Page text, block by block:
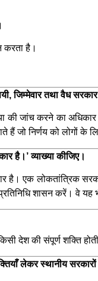
करता है।
जिम्मेवार तथा वैध
की जांच करने का अधिकार
जो निर्णय को लोगों के
है।’ व्याख्या कीजिए।
एक लोकतांत्रिक
शासन करें। वे
देश की संपूर्ण शक्ति
लेकर स्थानीय